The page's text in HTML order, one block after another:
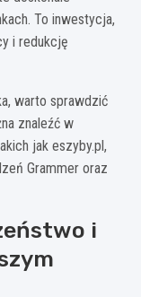
To inwestycja,
i redukcję
warto sprawdzić
znaleźć w
jak eszyby.pl,
Grammer oraz
i